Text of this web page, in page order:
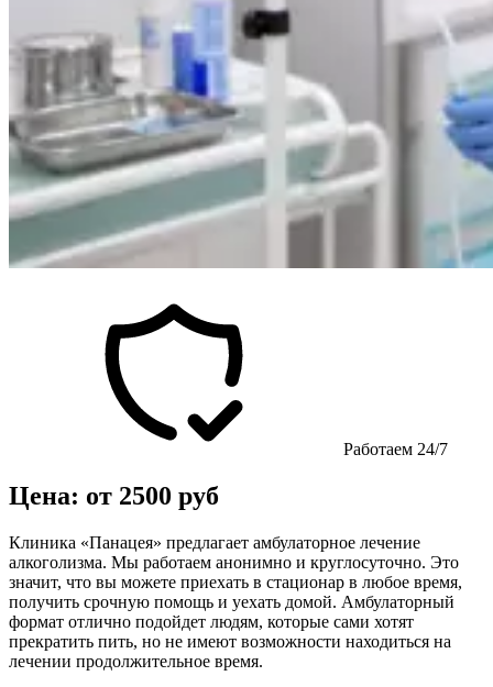
Работаем 24/7
Цена: от 2500 руб
Клиника «Панацея» предлагает амбулаторное лечение
алкоголизма. Мы работаем анонимно и круглосуточно. Это
значит, что вы можете приехать в стационар в любое время,
получить срочную помощь и уехать домой. Амбулаторный
формат отлично подойдет людям, которые сами хотят
прекратить пить, но не имеют возможности находиться на
лечении продолжительное время.